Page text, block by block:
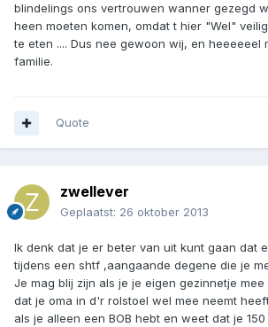
blindelings ons vertrouwen wanner gezegd
heen moeten komen, omdat t hier "Wel"
te eten .... Dus nee gewoon wij, en heeeeeel
familie.
Quote
zwellever
Geplaatst: 26 oktober 2013
Ik denk dat je er beter van uit kunt gaan dat
tijdens een shtf ,aangaande degene die je
Je mag blij zijn als je je eigen gezinnetje
dat je oma in d'r rolstoel wel mee neemt
als je alleen een BOB hebt en weet dat je